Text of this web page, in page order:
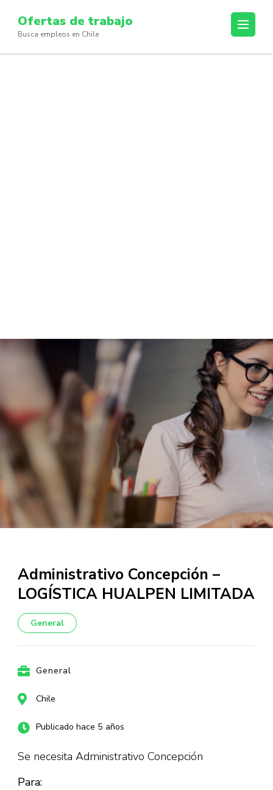
content
(Press
Ofertas de trabajo
Busca empleos en Chile
Administrativo Concepción –
LOGÍSTICA HUALPEN LIMITADA
General
General
Chile
Publicado hace 5 años
Se necesita Administrativo Concepción
Para: